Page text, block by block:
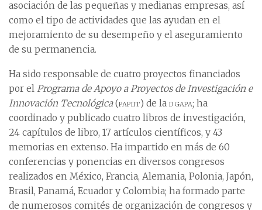
asociación de las pequeñas y medianas empresas, así
como el tipo de actividades que las ayudan en el
mejoramiento de su desempeño y el aseguramiento
de su permanencia.
Ha sido responsable de cuatro proyectos financiados
por el Programa de Apoyo a Proyectos de Investigación e
Innovación Tecnológica(papiit) de la dgapa; ha
coordinado y publicado cuatro libros de investigación,
24 capítulos de libro, 17 artículos científicos, y 43
memorias en extenso. Ha impartido en más de 60
conferencias y ponencias en diversos congresos
realizados en México, Francia, Alemania, Polonia, Japón,
Brasil, Panamá, Ecuador y Colombia; ha formado parte
de numerosos comités de organización de congresos y